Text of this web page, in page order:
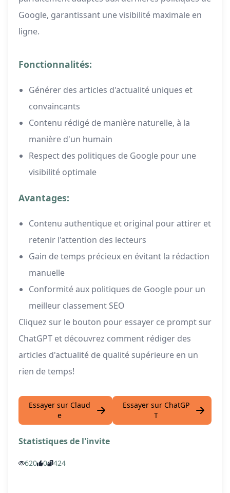
Google, garantissant une visibilité maximale en
ligne.
Fonctionnalités:
Générer des articles d'actualité uniques et
convaincants
Contenu rédigé de manière naturelle, à la
manière d'un humain
Respect des politiques de Google pour une
visibilité optimale
Avantages:
Contenu authentique et original pour attirer et
retenir l'attention des lecteurs
Gain de temps précieux en évitant la rédaction
manuelle
Conformité aux politiques de Google pour un
meilleur classement SEO
Cliquez sur le bouton pour essayer ce prompt sur
ChatGPT et découvrez comment rédiger des
articles d'actualité de qualité supérieure en un
rien de temps!
Essayer sur Claud
e
Essayer sur ChatGP
T
Statistiques de l'invite
620 0 424